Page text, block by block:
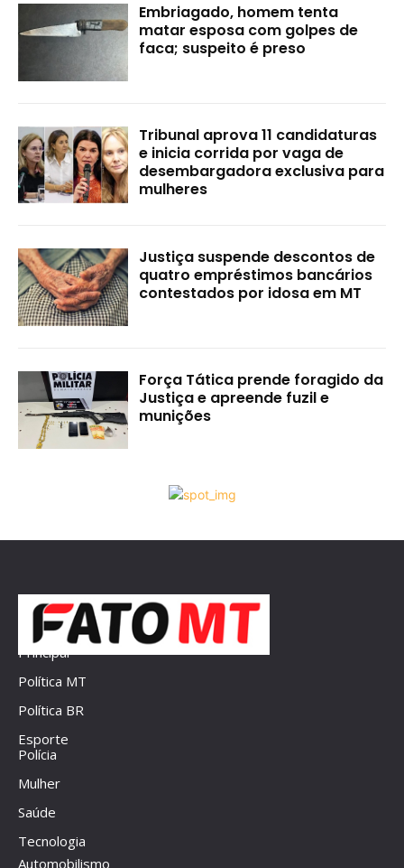
Embriagado, homem tenta
matar esposa com golpes de
faca; suspeito é preso
Tribunal aprova 11 candidaturas
e inicia corrida por vaga de
desembargadora exclusiva para
mulheres
Justiça suspende descontos de
quatro empréstimos bancários
contestados por idosa em MT
Força Tática prende foragido da
Justiça e apreende fuzil e
munições
Principal
Política MT
Política BR
Esporte
Polícia
Mulher
Saúde
Tecnologia
Automobilismo